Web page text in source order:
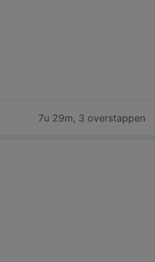
7u 29m, 3 overstappen